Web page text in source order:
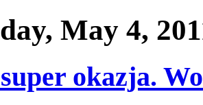
May 4,
okazja.